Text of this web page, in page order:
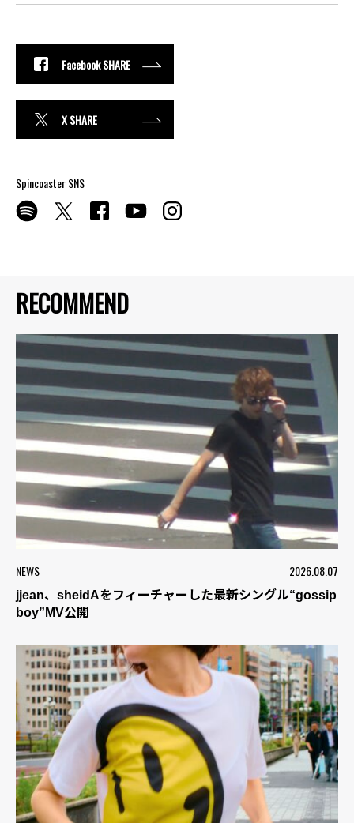
RECOMMEND
NEWS 2026.08.07
jjean、sheidAをフィーチャーした最新シングル“gossip
boy”MV公開
Facebook SHARE
X SHARE
Spincoaster SNS